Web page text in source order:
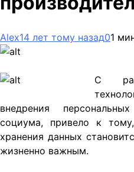
Alex14 лет тому назад01
С
внедрения
социума, привело к
хранения данных
жизненно важным.